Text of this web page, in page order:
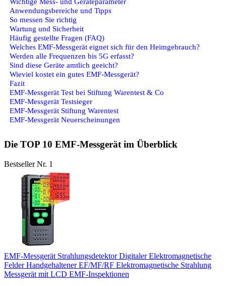
Anwendungsbereiche und Tipps
So messen Sie richtig
Wartung und Sicherheit
Häufig gestellte Fragen (FAQ)
Welches EMF-Messgerät eignet sich für den Heimgebrauch?
Werden alle Frequenzen bis 5G erfasst?
Sind diese Geräte amtlich geeicht?
Wieviel kostet ein gutes EMF-Messgerät?
Fazit
EMF-Messgerät Test bei Stiftung Warentest & Co
EMF-Messgerät Testsieger
EMF-Messgerät Stiftung Warentest
EMF-Messgerät Neuerscheinungen
Die TOP 10 EMF-Messgerät im Überblick
Bestseller Nr. 1
EMF-Messgerät Strahlungsdetektor Digitaler Elektromagnetische
Felder Handgehaltener EF/MF/RF Elektromagnetische Strahlung
Messgerät mit LCD EMF-Inspektionen